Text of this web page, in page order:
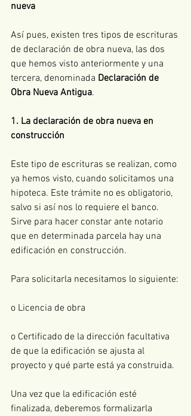
nueva
Así pues, existen tres tipos de escrituras
de declaración de obra nueva, las dos
que hemos visto anteriormente y una
tercera, denominada Declaración de
Obra Nueva Antigua.
1. La declaración de obra nueva en
construcción
Este tipo de escrituras se realizan, como
ya hemos visto, cuando solicitamos una
hipoteca. Este trámite no es obligatorio,
salvo si así nos lo requiere el banco.
Sirve para hacer constar ante notario
que en determinada parcela hay una
edificación en construcción.
Para solicitarla necesitamos lo siguiente:
o Licencia de obra
o Certificado de la dirección facultativa
de que la edificación se ajusta al
proyecto y qué parte está ya construida.
Una vez que la edificación esté
finalizada, deberemos formalizarla